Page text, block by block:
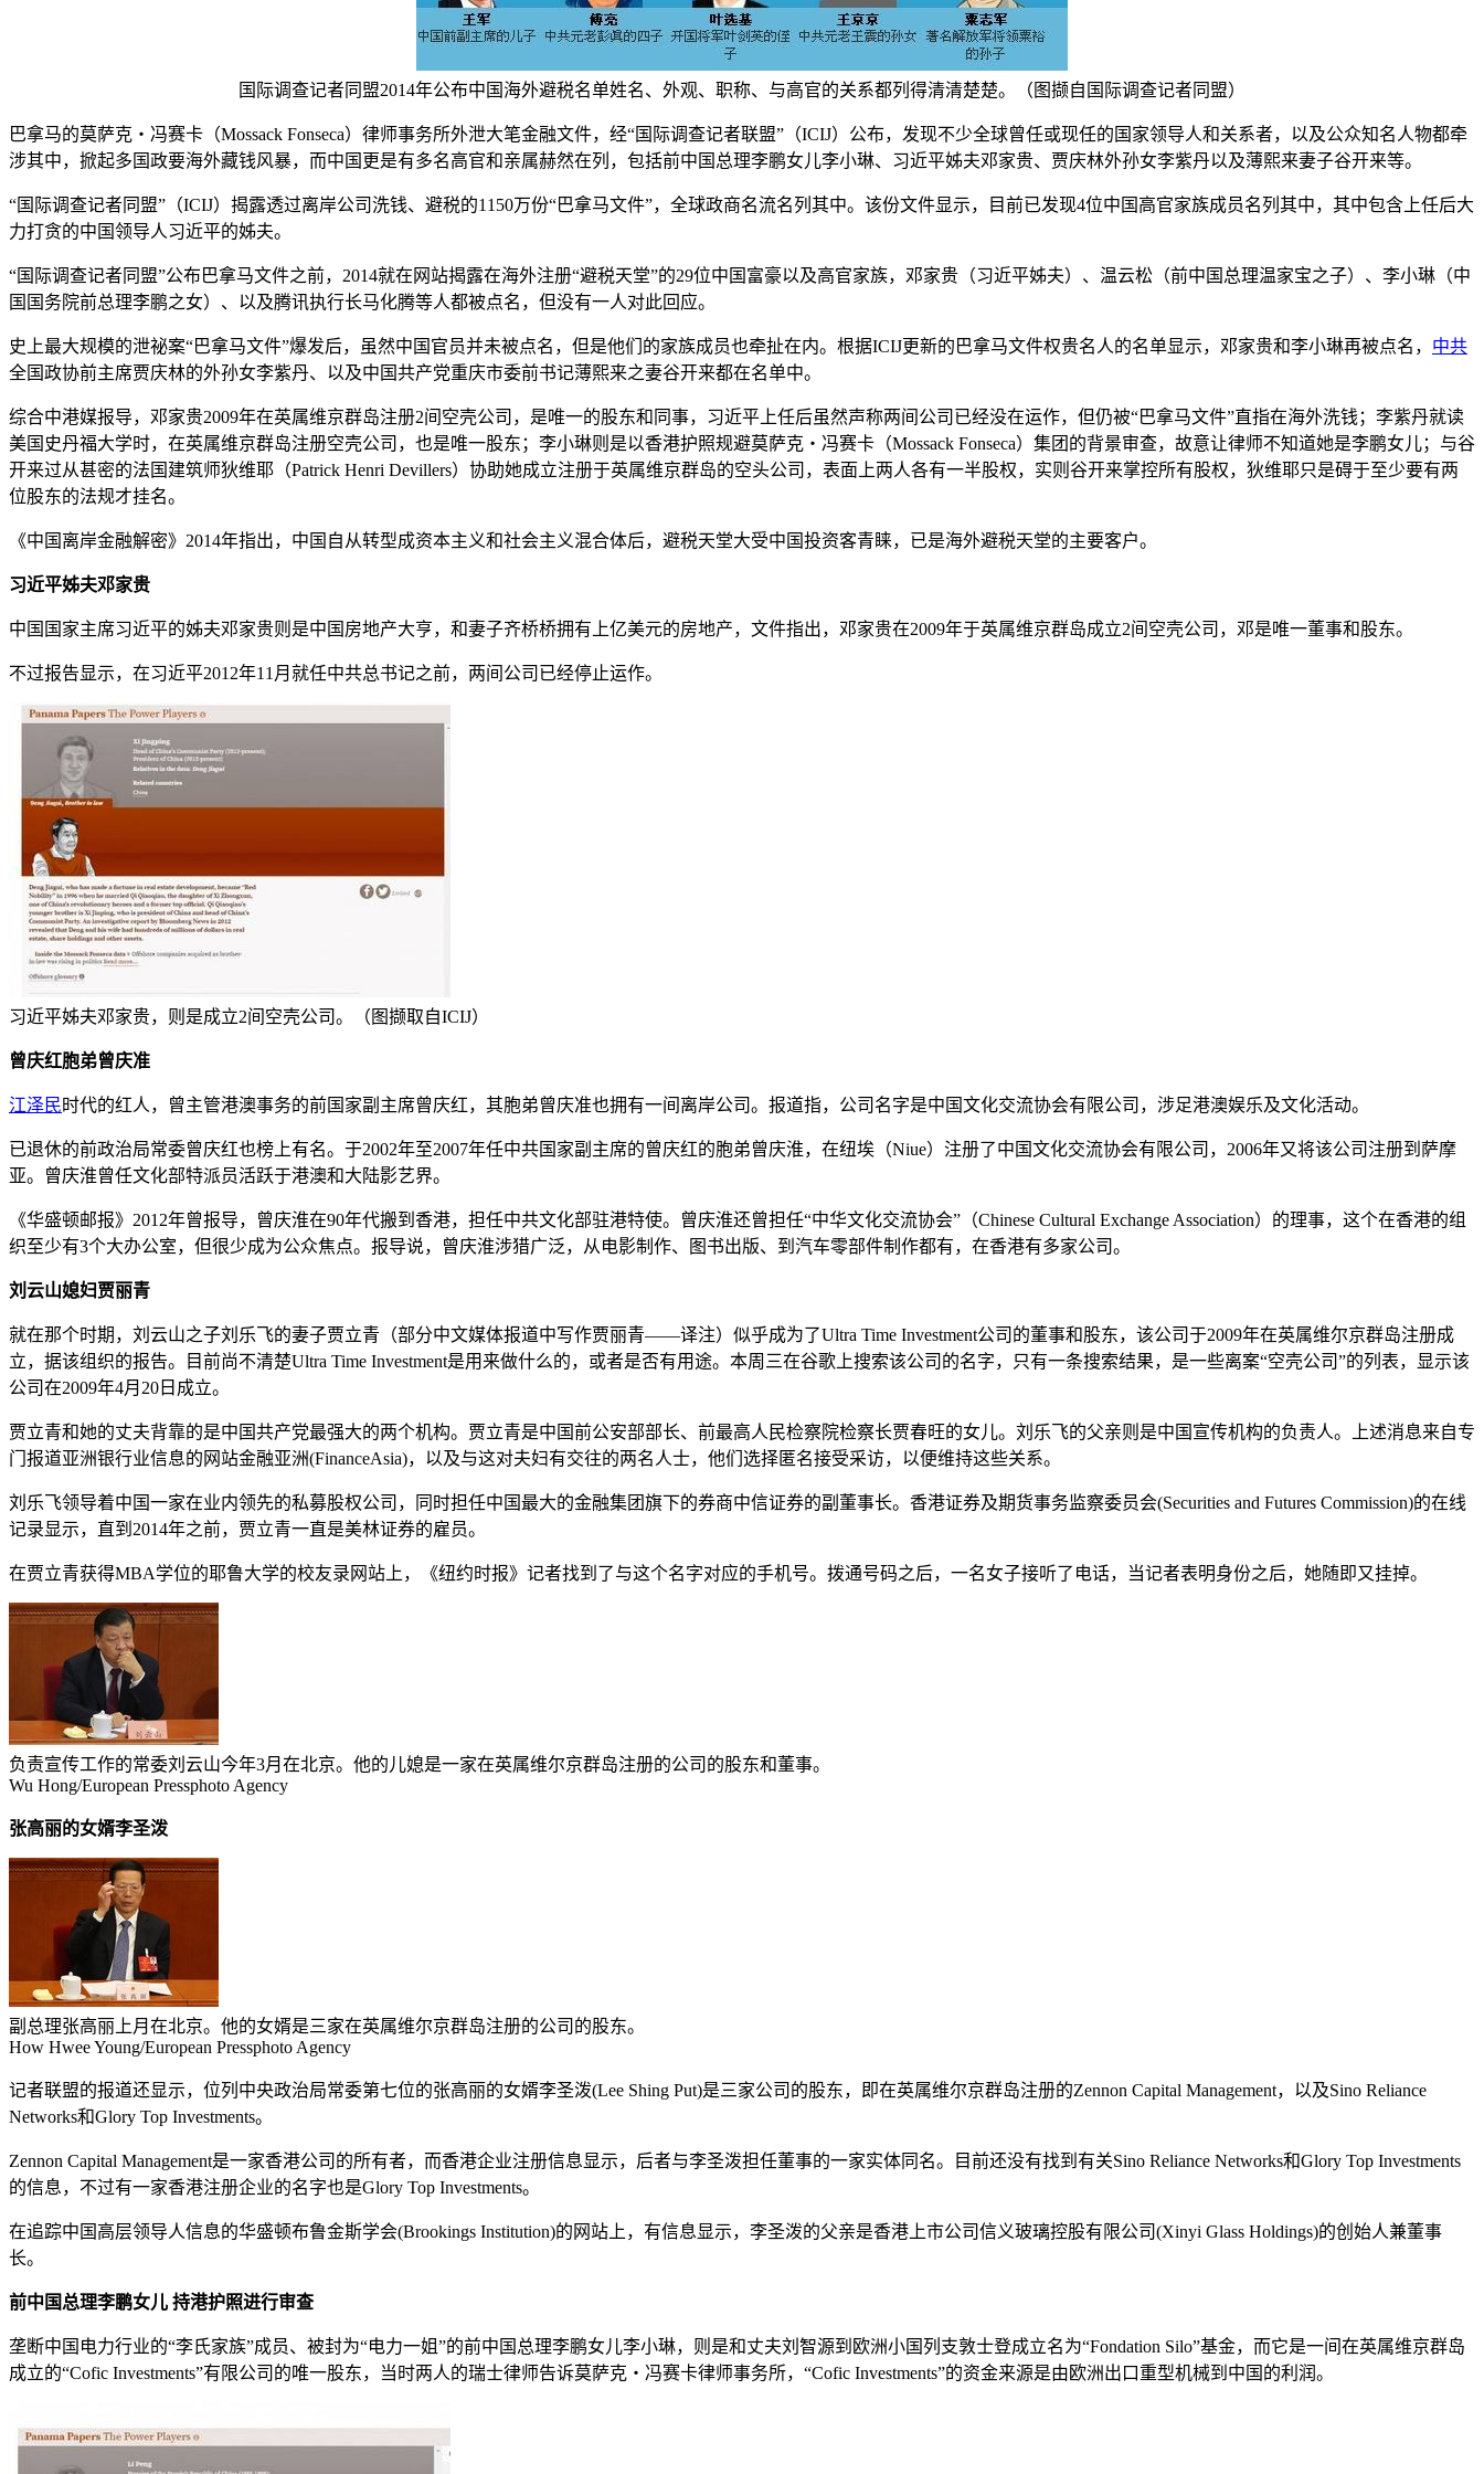
国际调查记者同盟2014年公布中国海外避税名单姓名、外观、职称、与高官的关系都列得清清楚楚。（图撷自国际调查记者同盟）
巴拿马的莫萨克‧冯赛卡（Mossack Fonseca）律师事务所外泄大笔金融文件，经“国际调查记者联盟”（ICIJ）公布，发现不少全球曾任或现任的国家领导人和关系者，以及公众知名人物都牵
涉其中，掀起多国政要海外藏钱风暴，而中国更是有多名高官和亲属赫然在列，包括前中国总理李鹏女儿李小琳、习近平姊夫邓家贵、贾庆林外孙女李紫丹以及薄熙来妻子谷开来等。
“国际调查记者同盟”（ICIJ）揭露透过离岸公司洗钱、避税的1150万份“巴拿马文件”，全球政商名流名列其中。该份文件显示，目前已发现4位中国高官家族成员名列其中，其中包含上任后大
力打贪的中国领导人习近平的姊夫。
“国际调查记者同盟”公布巴拿马文件之前，2014就在网站揭露在海外注册“避税天堂”的29位中国富豪以及高官家族，邓家贵（习近平姊夫）、温云松（前中国总理温家宝之子）、李小琳（中
国国务院前总理李鹏之女）、以及腾讯执行长马化腾等人都被点名，但没有一人对此回应。
史上最大规模的泄祕案“巴拿马文件”爆发后，虽然中国官员并未被点名，但是他们的家族成员也牵扯在内。根据ICIJ更新的巴拿马文件权贵名人的名单显示，邓家贵和李小琳再被点名， 中共
全国政协前主席贾庆林的外孙女李紫丹、以及中国共产党重庆市委前书记薄熙来之妻谷开来都在名单中。
综合中港媒报导，邓家贵2009年在英属维京群岛注册2间空壳公司，是唯一的股东和同事，习近平上任后虽然声称两间公司已经没在运作，但仍被“巴拿马文件”直指在海外洗钱；李紫丹就读
美国史丹福大学时，在英属维京群岛注册空壳公司，也是唯一股东；李小琳则是以香港护照规避莫萨克‧冯赛卡（Mossack Fonseca）集团的背景审查，故意让律师不知道她是李鹏女儿；与谷
开来过从甚密的法国建筑师狄维耶（Patrick Henri Devillers）协助她成立注册于英属维京群岛的空头公司，表面上两人各有一半股权，实则谷开来掌控所有股权，狄维耶只是碍于至少要有两
位股东的法规才挂名。
《中国离岸金融解密》2014年指出，中国自从转型成资本主义和社会主义混合体后，避税天堂大受中国投资客青睐，已是海外避税天堂的主要客户。
习近平姊夫邓家贵
中国国家主席习近平的姊夫邓家贵则是中国房地产大亨，和妻子齐桥桥拥有上亿美元的房地产，文件指出，邓家贵在2009年于英属维京群岛成立2间空壳公司，邓是唯一董事和股东。
不过报告显示，在习近平2012年11月就任中共总书记之前，两间公司已经停止运作。
习近平姊夫邓家贵，则是成立2间空壳公司。（图撷取自ICIJ）
曾庆红胞弟曾庆准
江泽民时代的红人，曾主管港澳事务的前国家副主席曾庆红，其胞弟曾庆准也拥有一间离岸公司。报道指，公司名字是中国文化交流协会有限公司，涉足港澳娱乐及文化活动。
已退休的前政治局常委曾庆红也榜上有名。于2002年至2007年任中共国家副主席的曾庆红的胞弟曾庆淮，在纽埃（Niue）注册了中国文化交流协会有限公司，2006年又将该公司注册到萨摩
亚。曾庆淮曾任文化部特派员活跃于港澳和大陆影艺界。
《华盛顿邮报》2012年曾报导，曾庆淮在90年代搬到香港，担任中共文化部驻港特使。曾庆淮还曾担任“中华文化交流协会”（Chinese Cultural Exchange Association）的理事，这个在香港的组
织至少有3个大办公室，但很少成为公众焦点。报导说，曾庆淮涉猎广泛，从电影制作、图书出版、到汽车零部件制作都有，在香港有多家公司。
刘云山媳妇贾丽青
就在那个时期，刘云山之子刘乐飞的妻子贾立青（部分中文媒体报道中写作贾丽青——译注）似乎成为了Ultra Time Investment公司的董事和股东，该公司于2009年在英属维尔京群岛注册成
立，据该组织的报告。目前尚不清楚Ultra Time Investment是用来做什么的，或者是否有用途。本周三在谷歌上搜索该公司的名字，只有一条搜索结果，是一些离案“空壳公司”的列表，显示该
公司在2009年4月20日成立。
贾立青和她的丈夫背靠的是中国共产党最强大的两个机构。贾立青是中国前公安部部长、前最高人民检察院检察长贾春旺的女儿。刘乐飞的父亲则是中国宣传机构的负责人。上述消息来自专
门报道亚洲银行业信息的网站金融亚洲(FinanceAsia)，以及与这对夫妇有交往的两名人士，他们选择匿名接受采访，以便维持这些关系。
刘乐飞领导着中国一家在业内领先的私募股权公司，同时担任中国最大的金融集团旗下的券商中信证券的副董事长。香港证券及期货事务监察委员会(Securities and Futures Commission)的在线
记录显示，直到2014年之前，贾立青一直是美林证券的雇员。
在贾立青获得MBA学位的耶鲁大学的校友录网站上，《纽约时报》记者找到了与这个名字对应的手机号。拨通号码之后，一名女子接听了电话，当记者表明身份之后，她随即又挂掉。
负责宣传工作的常委刘云山今年3月在北京。他的儿媳是一家在英属维尔京群岛注册的公司的股东和董事。
Wu Hong/European Pressphoto Agency
张高丽的女婿李圣泼
副总理张高丽上月在北京。他的女婿是三家在英属维尔京群岛注册的公司的股东。
How Hwee Young/European Pressphoto Agency
记者联盟的报道还显示，位列中央政治局常委第七位的张高丽的女婿李圣泼(Lee Shing Put)是三家公司的股东，即在英属维尔京群岛注册的Zennon Capital Management，以及Sino Reliance
Networks和Glory Top Investments。
Zennon Capital Management是一家香港公司的所有者，而香港企业注册信息显示，后者与李圣泼担任董事的一家实体同名。目前还没有找到有关Sino Reliance Networks和Glory Top Investments
的信息，不过有一家香港注册企业的名字也是Glory Top Investments。
在追踪中国高层领导人信息的华盛顿布鲁金斯学会(Brookings Institution)的网站上，有信息显示，李圣泼的父亲是香港上市公司信义玻璃控股有限公司(Xinyi Glass Holdings)的创始人兼董事
长。
前中国总理李鹏女儿 持港护照进行审查
垄断中国电力行业的“李氏家族”成员、被封为“电力一姐”的前中国总理李鹏女儿李小琳，则是和丈夫刘智源到欧洲小国列支敦士登成立名为“Fondation Silo”基金，而它是一间在英属维京群岛
成立的“Cofic Investments”有限公司的唯一股东，当时两人的瑞士律师告诉莫萨克‧冯赛卡律师事务所，“Cofic Investments”的资金来源是由欧洲出口重型机械到中国的利润。